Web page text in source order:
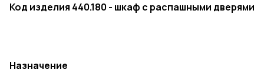
Код изделия 440.180 - шкаф с распашными дверями
Назначение